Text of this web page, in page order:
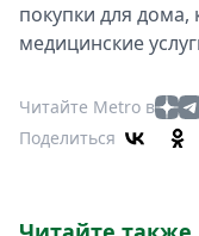
покупки для дома,
медицинские
Читайте Metro в
Поделиться